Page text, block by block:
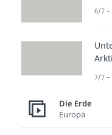
Im
Palace
6/7 –
7/7 –
Die Erde
Europa